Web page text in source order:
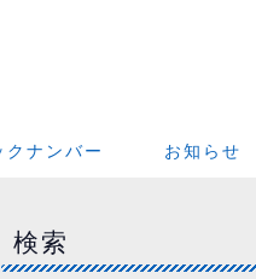
クナンバー お知らせ
検索